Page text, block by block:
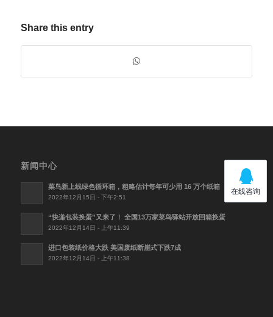
Share this entry
新闻中心
菜鸟新上线绿色循环箱，粗略估计每年可少用 16 万个纸箱
2022年12月15日 - 下午2:51
“快递包装换蛋”又来了！ 全国13万家菜鸟驿站开放回箱换蛋
2022年12月14日 - 上午11:39
进口包装纸价格大跌 美国废纸断崖式下跌7成
2022年12月14日 - 上午11:38